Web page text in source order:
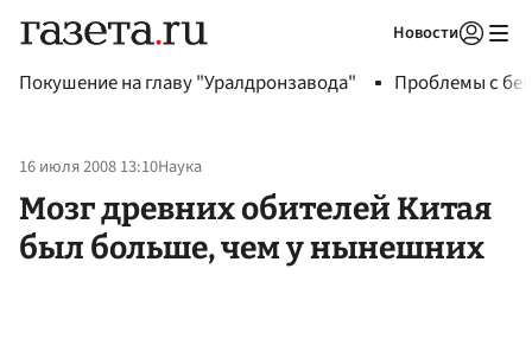
Новости
Покушение на главу "Уралдронзавода" Проблемы с
16 июля 2008 13:10Наука
Мозг древних обителей Китая
был больше, чем у нынешних